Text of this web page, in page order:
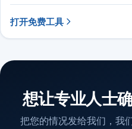
打开免费工具
想让专业人士
把您的情况发给我们，我